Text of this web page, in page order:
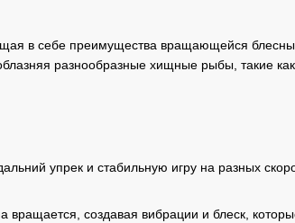
в себе преимущества вращающейся блесны
разнообразные хищные рыбы, такие
упрек и стабильную игру на разных
создавая вибрации и блеск,